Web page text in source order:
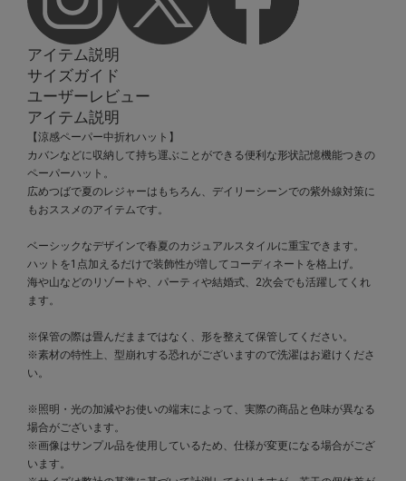
アイテム説明
サイズガイド
ユーザーレビュー
アイテム説明
【涼感ペーパー中折れハット】
カバンなどに収納して持ち運ぶことができる便利な形状記憶機能つきの
ペーパーハット。
広めつばで夏のレジャーはもちろん、デイリーシーンでの紫外線対策に
もおススメのアイテムです。
ベーシックなデザインで春夏のカジュアルスタイルに重宝できます。
ハットを1点加えるだけで装飾性が増してコーディネートを格上げ。
海や山などのリゾートや、パーティや結婚式、2次会でも活躍してくれ
ます。
※保管の際は畳んだままではなく、形を整えて保管してください。
※素材の特性上、型崩れする恐れがございますので洗濯はお避けくださ
い。
※照明・光の加減やお使いの端末によって、実際の商品と色味が異なる
場合がございます。
※画像はサンプル品を使用しているため、仕様が変更になる場合がござ
います。